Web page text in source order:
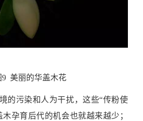
9 美丽的华盖木花
污染和人为干扰，这些“传粉使
孕育后代的机会也就越来越少；